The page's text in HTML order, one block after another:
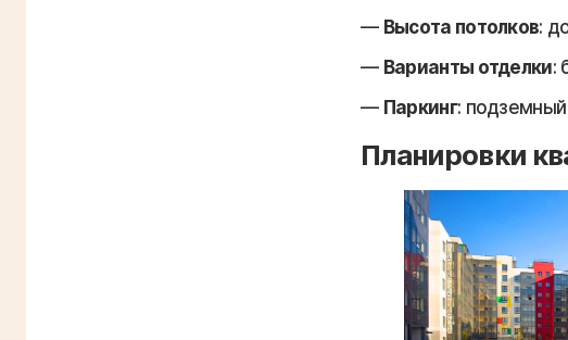
Высота потолков:
Варианты отделки:
Паркинг:
Планировки